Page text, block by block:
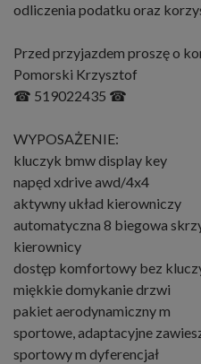
odliczenia podatku oraz
Przed przyjazdem proszę o
Pomorski Krzysztof
☎ 519022435 ☎
WYPOSAŻENIE:
kluczyk bmw display key
napęd xdrive awd/4x4
aktywny układ kierowniczy
automatyczna 8 biegowa
kierownicy
dostęp komfortowy bez
miękkie domykanie drzwi
pakiet aerodynamiczny m
sportowe, adaptacyjne
sportowy m dyferencjał